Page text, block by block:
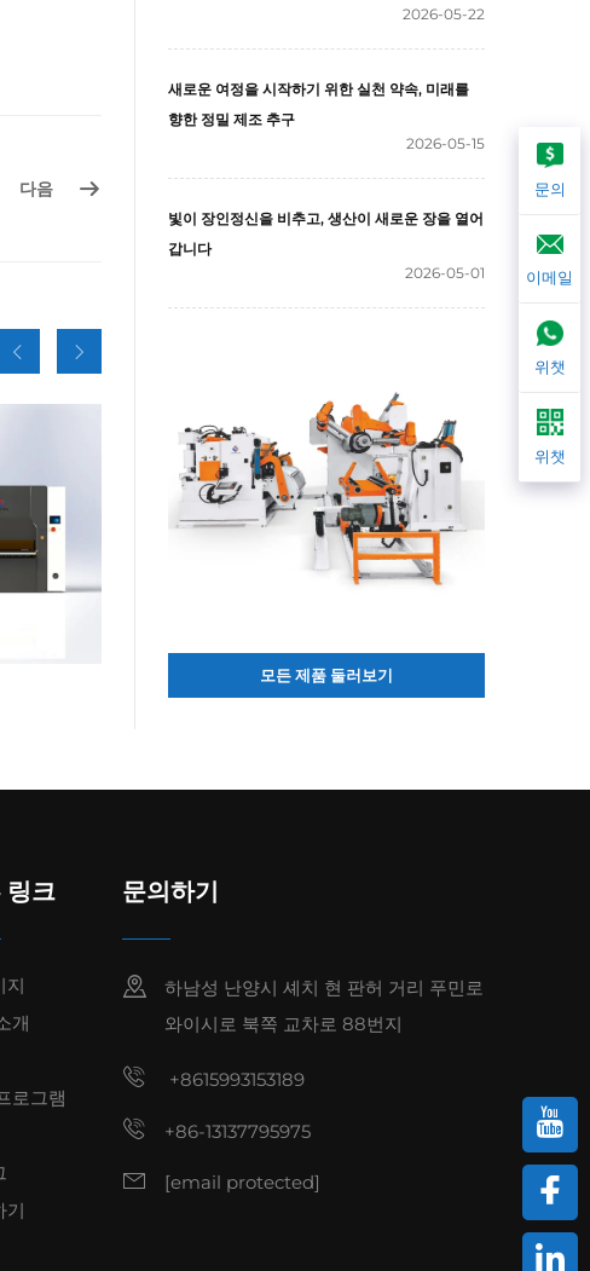
다음
2026-05-22
새로운 여정을 시작하기 위한 실천 약속, 미래를
향한 정밀 제조 추구
2026-05-15
빛이 장인정신을 비추고, 생산이 새로운 장을 열어
갑니다
2026-05-01
모든 제품 둘러보기
문의
이메일
위챗
위챗
링크
지
개
로그램
기
문의하기
하남성 난양시 셰치 현 판허 거리 푸민로
와이시로 북쪽 교차로 88번지
+8615993153189
+86-13137795975
[email protected]